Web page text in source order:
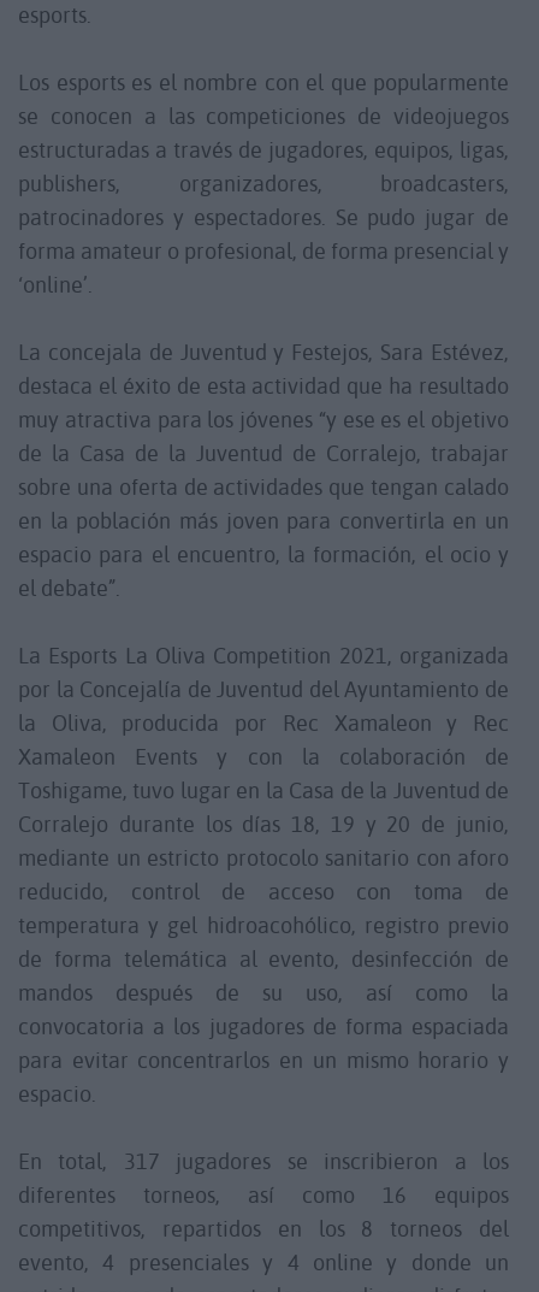
esports.
Los esports es el nombre con el que popularmente
se conocen a las competiciones de videojuegos
estructuradas a través de jugadores, equipos, ligas,
publishers, organizadores, broadcasters,
patrocinadores y espectadores. Se pudo jugar de
forma amateur o profesional, de forma presencial y
‘online’.
La concejala de Juventud y Festejos, Sara Estévez,
destaca el éxito de esta actividad que ha resultado
muy atractiva para los jóvenes “y ese es el objetivo
de la Casa de la Juventud de Corralejo, trabajar
sobre una oferta de actividades que tengan calado
en la población más joven para convertirla en un
espacio para el encuentro, la formación, el ocio y
el debate”.
La Esports La Oliva Competition 2021, organizada
por la Concejalía de Juventud del Ayuntamiento de
la Oliva, producida por Rec Xamaleon y Rec
Xamaleon Events y con la colaboración de
Toshigame, tuvo lugar en la Casa de la Juventud de
Corralejo durante los días 18, 19 y 20 de junio,
mediante un estricto protocolo sanitario con aforo
reducido, control de acceso con toma de
temperatura y gel hidroacohólico, registro previo
de forma telemática al evento, desinfección de
mandos después de su uso, así como la
convocatoria a los jugadores de forma espaciada
para evitar concentrarlos en un mismo horario y
espacio.
En total, 317 jugadores se inscribieron a los
diferentes torneos, así como 16 equipos
competitivos, repartidos en los 8 torneos del
evento, 4 presenciales y 4 online y donde un